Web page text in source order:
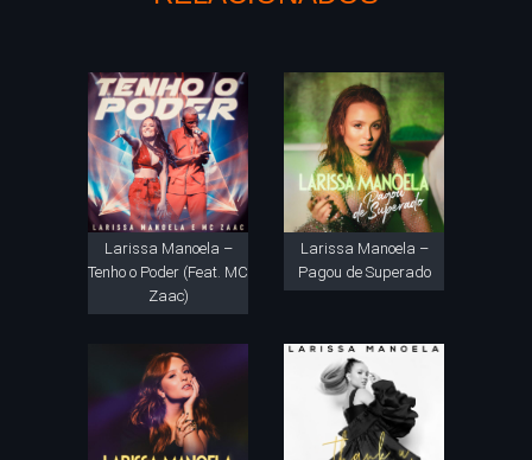
Larissa Manoela –
Tenho o Poder (Feat. MC
Zaac)
Larissa Manoela –
Pagou de Superado